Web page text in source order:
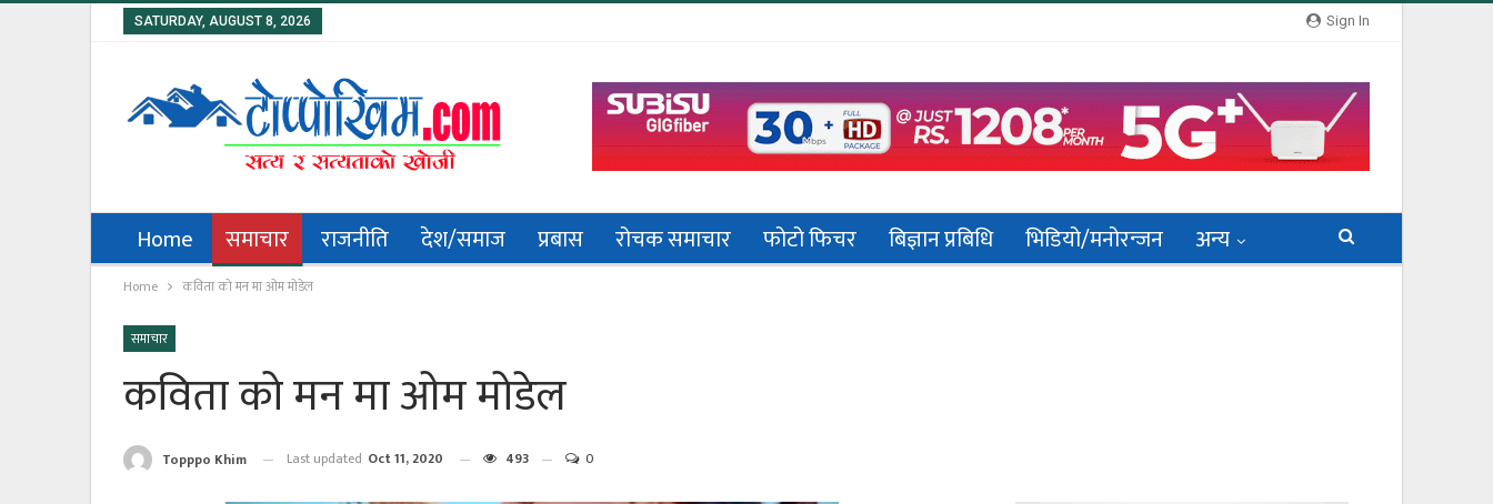
Sign In
SATURDAY, AUGUST 8, 2026
Home समाचार राजनीति देश/समाज प्रबास रोचक समाचार फोटो फिचर बिज्ञान प्रबिधि भिडियो/मनोरन्जन अन्य
Home कविता को मन मा ओम मोडेल
समाचार
कविता को मन मा ओम मोडेल
Topppo Khim Last updated Oct 11, 2020 493 0